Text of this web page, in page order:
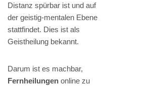
Distanz spürbar ist und auf
der geistig-mentalen Ebene
stattfindet. Dies ist als
Geistheilung bekannt.
Darum ist es machbar,
Fernheilungen online zu